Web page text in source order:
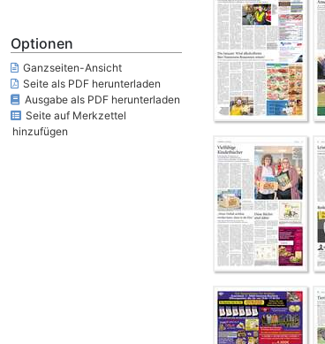
Optionen
Ganzseiten-Ansicht
Seite als PDF herunterladen
Ausgabe als PDF herunterladen
Seite auf Merkzettel
hinzufügen